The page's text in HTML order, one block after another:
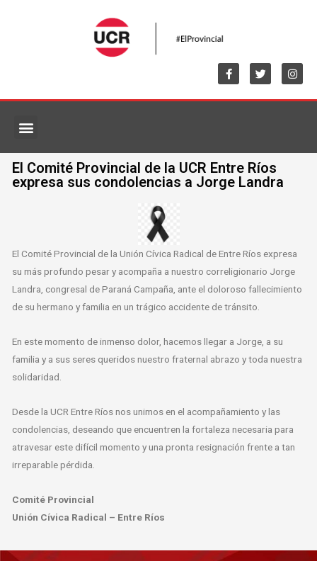
El Comité Provincial de la UCR Entre Ríos
expresa sus condolencias a Jorge Landra
El Comité Provincial de la Unión Cívica Radical de Entre Ríos expresa
su más profundo pesar y acompaña a nuestro correligionario Jorge
Landra, congresal de Paraná Campaña, ante el doloroso fallecimiento
de su hermano y familia en un trágico accidente de tránsito.
En este momento de inmenso dolor, hacemos llegar a Jorge, a su
familia y a sus seres queridos nuestro fraternal abrazo y toda nuestra
solidaridad.
Desde la UCR Entre Ríos nos unimos en el acompañamiento y las
condolencias, deseando que encuentren la fortaleza necesaria para
atravesar este difícil momento y una pronta resignación frente a tan
irreparable pérdida.
Comité Provincial
Unión Cívica Radical – Entre Ríos